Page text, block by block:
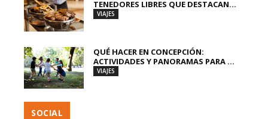
TENEDORES LIBRES QUE DESTACAN...
VIAJES
QUÉ HACER EN CONCEPCIÓN:
ACTIVIDADES Y PANORAMAS PARA ...
VIAJES
SOCIAL